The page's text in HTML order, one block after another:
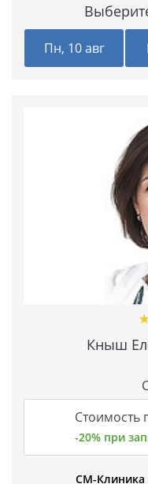
Пн, 10 авг
★
★
Кныш
Стоимость
-20% при
СМ-Клиника